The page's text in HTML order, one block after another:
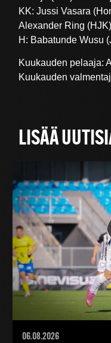
KK: Jussi Vasara
Alexander Ring
H: Babatunde Wusu
Kuukauden pelaaja:
Kuukauden
LISÄÄ
06.08.2026